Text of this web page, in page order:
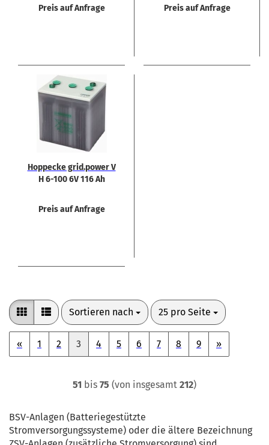
Preis auf Anfrage
Preis auf Anfrage
Hop­pe­cke grid.power V
H 6-100 6V 116 Ah
Preis auf Anfrage
Sortieren nach
Sortieren nach 25 pro Seite
pro Seite
« 1 2 3 4 5 6 7 8 9 »
51 bis 75 (von insgesamt 212)
BSV-Anlagen (Batteriegestützte
Stromversorgungssysteme) oder die ältere Bezeichnung